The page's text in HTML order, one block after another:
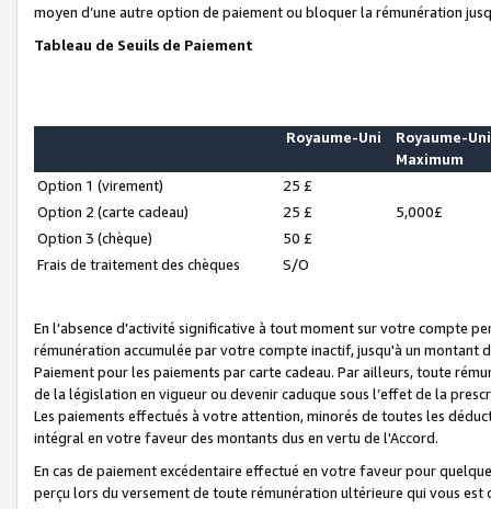
moyen d’une autre option de paiement ou bloquer la rémunération
Tableau de Seuils de Paiement
Royaume-Uni
Royaume-Uni
Maximum
Option 1 (virement)
25 £
Option 2 (carte cadeau)
25 £
5,000£
Option 3 (chèque)
50 £
Frais de traitement des chèques
S/O
En l'absence d'activité significative à tout moment sur votre compte
rémunération accumulée par votre compte inactif, jusqu'à un montant
Paiement pour les paiements par carte cadeau. Par ailleurs, toute
de la législation en vigueur ou devenir caduque sous l’effet de la
Les paiements effectués à votre attention, minorés de toutes les
intégral en votre faveur des montants dus en vertu de l'Accord.
En cas de paiement excédentaire effectué en votre faveur pour
perçu lors du versement de toute rémunération ultérieure qui vous est